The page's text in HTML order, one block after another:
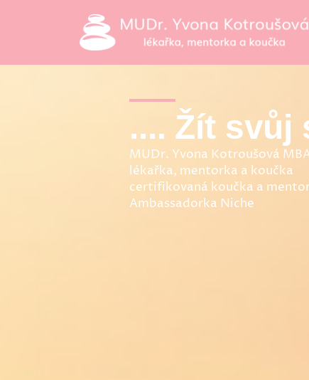
.... Žít svůj
MUDr. Yvona Kotroušová
lékařka, mentorka a koučka
certifikovaná koučka a
Ambassadorka Niche